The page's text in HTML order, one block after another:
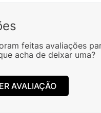
feitas avaliações
acha de deixar uma?
AVALIAÇÃO